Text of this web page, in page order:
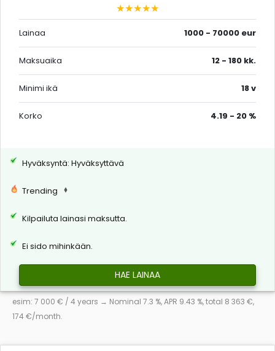
★★★★★
Lainaa 1000 - 70000 eur
Maksuaika 12 - 180 kk.
Minimi ikä 18 v
Korko 4.19 - 20 %
Hyväksyntä: Hyväksyttävä
Trending
Kilpailuta lainasi maksutta.
Ei sido mihinkään.
HAE LAINAA
esim: 7 000 € / 4 years → Nominal 7.3 %, APR 9.43 %, total 8 363 €,
174 €/month.